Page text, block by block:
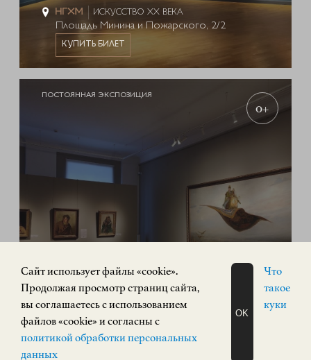
ИСКУССТВО XX ВЕКА
Площадь Минина и Пожарского, 2/2
КУПИТЬ БИЛЕТ
ПОСТОЯННАЯ ЭКСПОЗИЦИЯ
0+
Экспозиция «Русское искусство»
Кремль, корпус 3
КУПИТЬ БИЛЕТ
ЗАПИСАТЬСЯ
НА ЭКСКУРСИЮ
Cайт использует файлы «cookie».
Продолжая просмотр страниц сайта,
вы соглашаетесь с использованием
файлов «cookie» и согласны с
политикой обработки персональных
данных
OK
Что
такое
куки